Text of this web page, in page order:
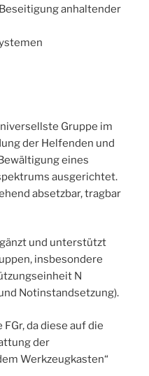
anhaltender
Gruppe im
der Helfenden und
eines
ausgerichtet.
absetzbar, tragbar
und unterstützt
insbesondere
N
Notinstandsetzung).
da diese auf die
der
Werkzeugkasten“